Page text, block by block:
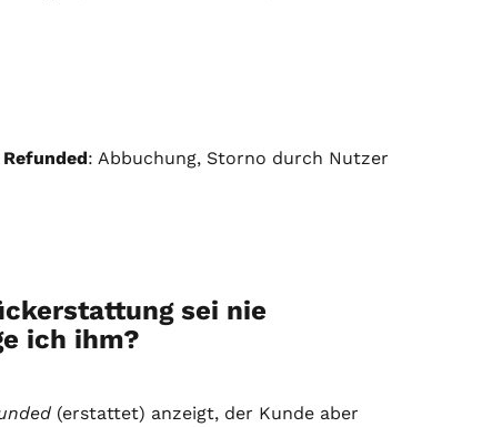
: Abbuchung, Storno durch Nutzer
sei nie
ich ihm?
(erstattet) anzeigt, der Kunde aber